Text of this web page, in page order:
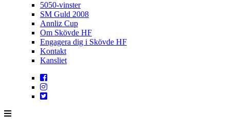
5050-vinster
SM Guld 2008
Annliz Cup
Om Skövde HF
Engagera dig i Skövde HF
Kontakt
Kansliet